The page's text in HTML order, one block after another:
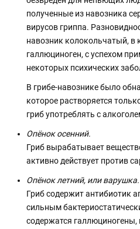
полученные из навозника
вирусов гриппа.
навозник колокольчатый, в
галлюциноген, с успехом
некоторых психических
В грибе-навознике было
которое растворяется
гриб употреблять с
Опёнок осенний.
Гриб вырабатывает
активно действует против
Опёнок летний, или варушка.
Гриб содержит антибиотик
сильным
содержатся